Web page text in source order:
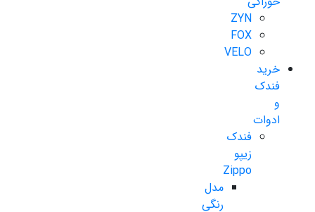
ZYN
FOX
VELO
خرید
فندک
و
ادوات
فندک
زیپو
Zippo
مدل
رنگی